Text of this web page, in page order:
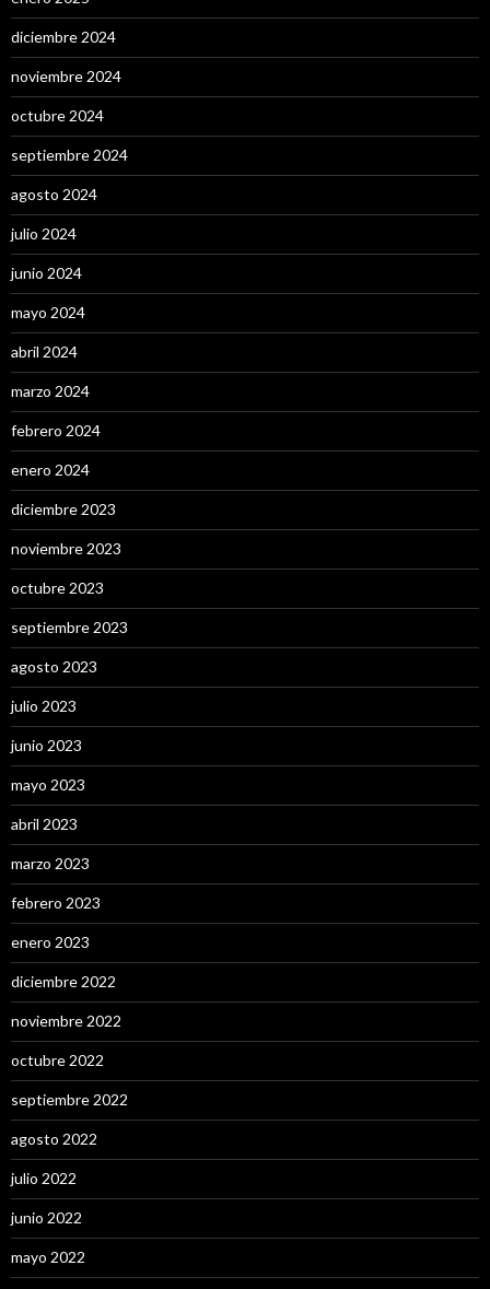
diciembre 2024
noviembre 2024
octubre 2024
septiembre 2024
agosto 2024
julio 2024
junio 2024
mayo 2024
abril 2024
marzo 2024
febrero 2024
enero 2024
diciembre 2023
noviembre 2023
octubre 2023
septiembre 2023
agosto 2023
julio 2023
junio 2023
mayo 2023
abril 2023
marzo 2023
febrero 2023
enero 2023
diciembre 2022
noviembre 2022
octubre 2022
septiembre 2022
agosto 2022
julio 2022
junio 2022
mayo 2022